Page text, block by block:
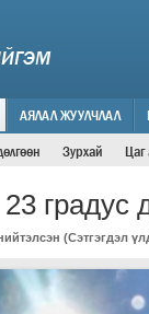
АЯЛАЛ ЖУУЛЧЛАЛ
Зурхай Цаг
градус
(Сэтгэгдэл